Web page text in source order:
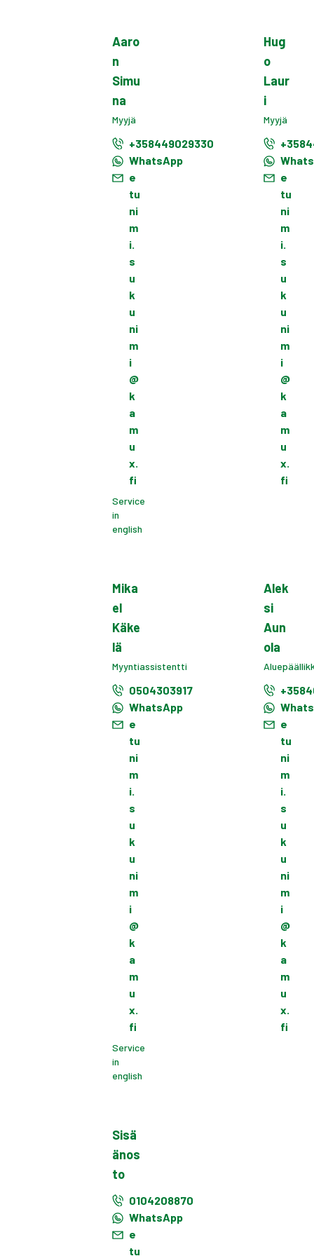
Aaro
n
Simu
na
Myyjä
+358449029330
WhatsApp
e
tu
ni
m
i.
s
u
k
u
ni
m
i
@
k
a
m
u
x.
fi
Service
in
english
Hug
o
Laur
i
Myyjä
e
tu
ni
m
i.
s
u
k
u
ni
m
i
@
k
a
m
u
x.
fi
Mika
el
Käke
lä
Myyntiassistentti
0504303917
WhatsApp
e
tu
ni
m
i.
s
u
k
u
ni
m
i
@
k
a
m
u
x.
fi
Service
in
english
Alek
si
Aun
ola
e
tu
ni
m
i.
s
u
k
u
ni
m
i
@
k
a
m
u
x.
fi
Sisä
änos
to
0104208870
WhatsApp
e
tu